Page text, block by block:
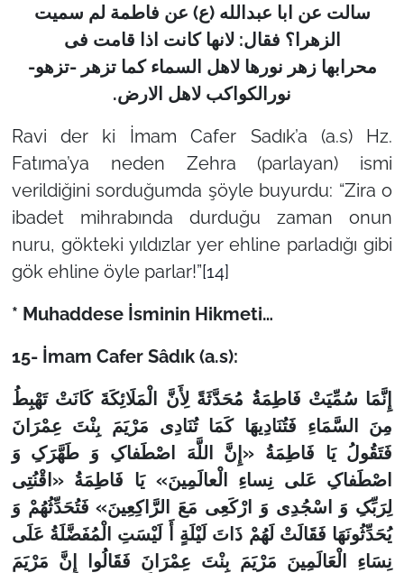
سالت عن ابا عبدالله (ع) عن فاطمة لم سمیت
الزهرا؟ فقال: لانها کانت اذا قامت فى
محرابهازهر نورها لاهل السماء کما تزهر -تزهو-
نورالکواکب لاهل الارض.
Ravi der ki İmam Cafer Sadık’a (a.s) Hz.
Fatıma’ya neden Zehra (parlayan) ismi
verildiğini sorduğumda şöyle buyurdu: “Zira o
ibadet mihrabında durduğu zaman onun
nuru, gökteki yıldızlar yer ehline parladığı gibi
gök ehline öyle parlar!”[14]
* Muhaddese İsminin Hikmeti…
15- İmam Cafer Sâdık (a.s):
إِنَّمَا سُمِّیَتْ فَاطِمَةُ مُحَدَّثَةً لِأَنَّ الْمَلَائِکَةَ کَانَتْ تَهْبِطُ
مِنَ السَّمَاءِ فَتُنَادِیهَا کَمَا تُنَادِی مَرْیَمَ بِنْتَ عِمْرَانَ
فَتَقُولُ یَا فَاطِمَةُ «إِنَّ اللَّهَ اصْطَفاکِ وَ طَهَّرَکِ وَ
اصْطَفاکِ عَلى‏ نِساءِ الْعالَمِینَ»‏ یَا فَاطِمَةُ «اقْنُتِی
لِرَبِّکِ وَ اسْجُدِی وَ ارْکَعِی مَعَ الرَّاکِعِینَ» فَتُحَدِّثُهُمْ وَ
یُحَدِّثُونَهَا فَقَالَتْ لَهُمْ ذَاتَ لَیْلَةٍ أَ لَیْسَتِ الْمُفَضَّلَةُ عَلَى
نِسَاءِ الْعَالَمِینَ مَرْیَمَ بِنْتَ عِمْرَانَ فَقَالُوا إِنَّ مَرْیَمَ